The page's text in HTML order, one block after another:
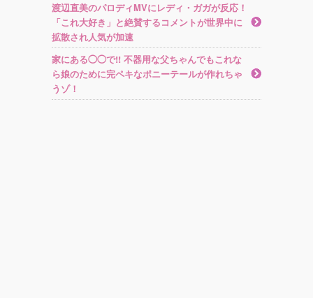
渡辺直美のパロディMVにレディ・ガガが反応！
「これ大好き」と絶賛するコメントが世界中に
拡散され人気が加速
家にある◯◯で!! 不器用な父ちゃんでもこれな
ら娘のために完ペキなポニーテールが作れちゃ
うゾ！